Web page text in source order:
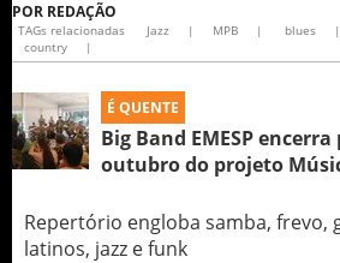
POR REDAÇÃO
TAGs relacionadas Jazz | MPB | blues |
country
|
É QUENTE
Big Band EMESP
outubro do projeto
Repertório engloba samba, frevo,
latinos, jazz e funk